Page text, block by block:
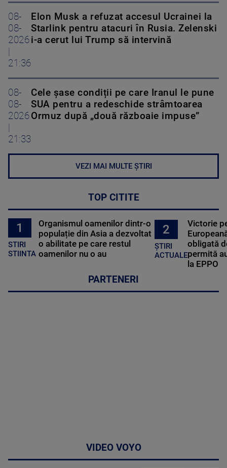
08-
08-
2026
21:36
Elon Musk a refuzat accesul Ucrainei la
Starlink pentru atacuri în Rusia. Zelenski
i-a cerut lui Trump să intervină
08-
08-
2026
21:33
Cele șase condiții pe care Iranul le pune
SUA pentru a redeschide strâmtoarea
Ormuz după „două războaie impuse”
VEZI MAI MULTE ȘTIRI
TOP CITITE
1
STIRI
STIINTA
Organismul oamenilor dintr-o
populație din Asia a dezvoltat
o abilitate pe care restul
oamenilor nu o au
2
ȘTIRI
ACTUALE
Victorie
obligată
permită
la EPPO
PARTENERI
VIDEO VOYO